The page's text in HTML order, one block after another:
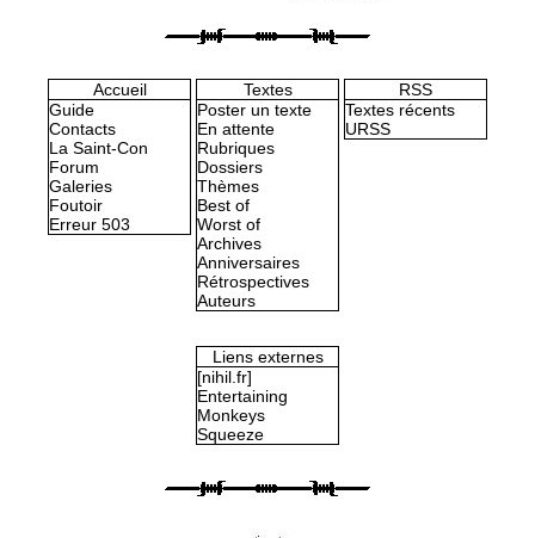
Accueil
Guide
Contacts
La Saint-Con
Forum
Galeries
Foutoir
Erreur 503
Textes
Poster un texte
En attente
Rubriques
Dossiers
Thèmes
Best of
Worst of
Archives
Anniversaires
Rétrospectives
Auteurs
RSS
Textes récents
URSS
Liens externes
[nihil.fr]
Entertaining
Monkeys
Squeeze